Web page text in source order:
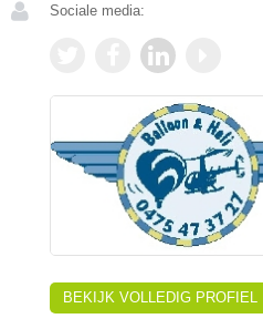
Sociale media:
BEKIJK VOLLEDIG PROFIEL